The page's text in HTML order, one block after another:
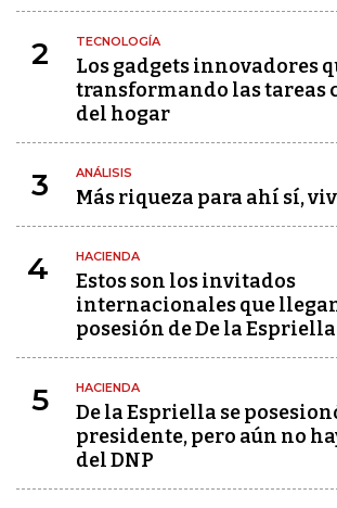
2 TECNOLOGÍA
Los gadgets innovadores
transformando las tareas
del hogar
3 ANÁLISIS
Más riqueza para ahí sí,
4 HACIENDA
Estos son los invitados
internacionales que
posesión de De la Espriella
5 HACIENDA
De la Espriella se
presidente, pero aún no
del DNP